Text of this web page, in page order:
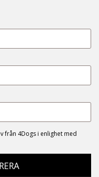
från 4Dogs i enlighet med